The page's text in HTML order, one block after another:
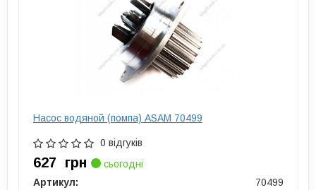
Насос водяной (помпа) ASAM 70499
0 відгуків
627 грн
сьогодні
Артикул:
70499